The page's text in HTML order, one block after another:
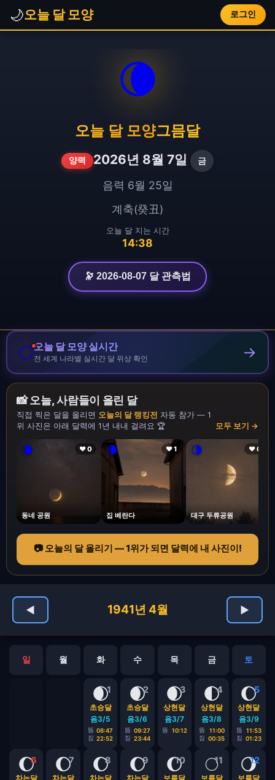
🌙오늘 달 모양 로그인
🌘
오늘 달 모양그믐달
양력 2026년 8월 7일 금
음력 6월 25일
계축(癸丑)
오늘 달 지는 시간
14:38
🔭 2026-08-07 달 관측법
🌕오늘 달 모양 실시간
전 세계 나라별 실시간 달 위상 확인 →
📸 오늘, 사람들이 올린 달
직접 찍은 달을 올리면 오늘의 달 랭킹전 자동 참가 — 1
위 사진은 아래 달력에 1년 내내 걸려요 🏆
모두 보기 →
🌘 ❤ 0
동네 공원
🌘 ❤ 1
집 베란다
🌗 ❤ 0
대구 두류공원
📷 오늘의 달 올리기 — 1위가 되면 달력에 내 사진이!
◀ 1941년 4월 ▶
일 월 화 수 목 금 토
1
🌒
초승달
음3/5
뜸 08:47
짐 22:52
2
🌒
초승달
음3/6
뜸 09:27
짐 23:44
3
🌒
상현달
음3/7
뜸 10:12
4
🌓
상현달
음3/8
뜸
11:00
짐 00:35
5
🌔
상현달
음3/9
뜸
11:53
짐 01:23
6
🌔
차는달
7
🌔
차는달
8
🌔
차는달
9
🌔
차는달
10
🌔
보름달
11
🌕
보름달
12
🌖
보름달